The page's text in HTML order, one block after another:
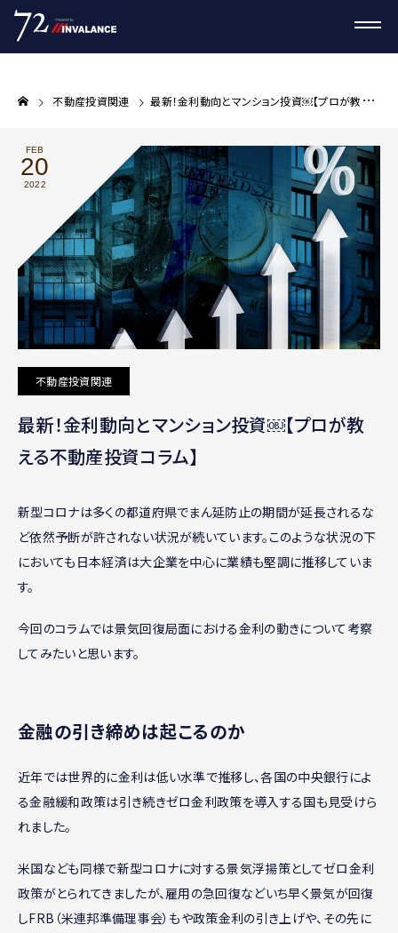
不動産投資関連 最新！金利動向とマンション投資￼【プロが教える不動産投資コラム】
FEB
20
2022
不動産投資関連
最新！金利動向とマンション投資￼【プロが教
える不動産投資コラム】
新型コロナは多くの都道府県でまん延防止の期間が延長されるな
ど依然予断が許されない状況が続いています。このような状況の下
においても日本経済は大企業を中心に業績も堅調に推移していま
す。
今回のコラムでは景気回復局面における金利の動きについて考察
してみたいと思います。
金融の引き締めは起こるのか
近年では世界的に金利は低い水準で推移し、各国の中央銀行によ
る金融緩和政策は引き続きゼロ金利政策を導入する国も見受けら
れました。
米国なども同様で新型コロナに対する景気浮揚策としてゼロ金利
政策がとられてきましたが、雇用の急回復などいち早く景気が回復
しFRB（米連邦準備理事会）もや政策金利の引き上げや、その先に